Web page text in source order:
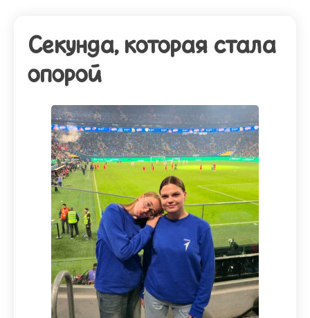
Секунда, которая стала
опорой